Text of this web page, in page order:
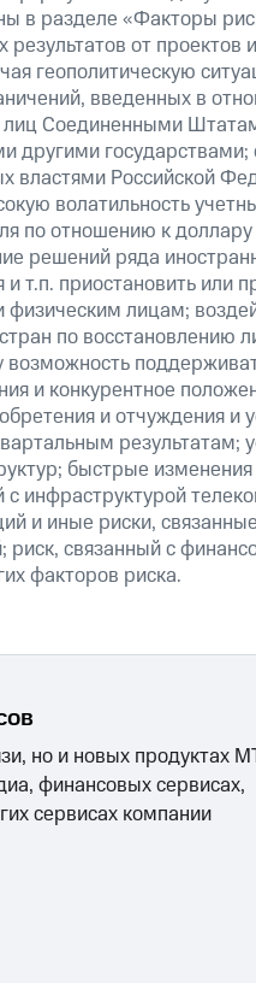
в разделе «Факторы
результатов от
геополитическую
введенных в
лиц Соединенными
другими
властями Российской
волатильность
по отношению к
решений ряда
т.п. приостановить или
лицам;
по восстановлению
и конкурентное
и отчуждения
результатам;
быстрые
с инфраструктурой
и иные риски,
риск, связанный с
факторов риска.
но и новых продуктах
финансовых сервисах,
сервисах компании